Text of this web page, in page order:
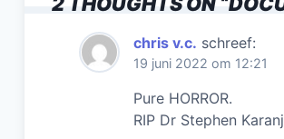
chris v.c. schreef:
19 juni 2022 om 12:21
Pure HORROR.
RIP Dr Stephen